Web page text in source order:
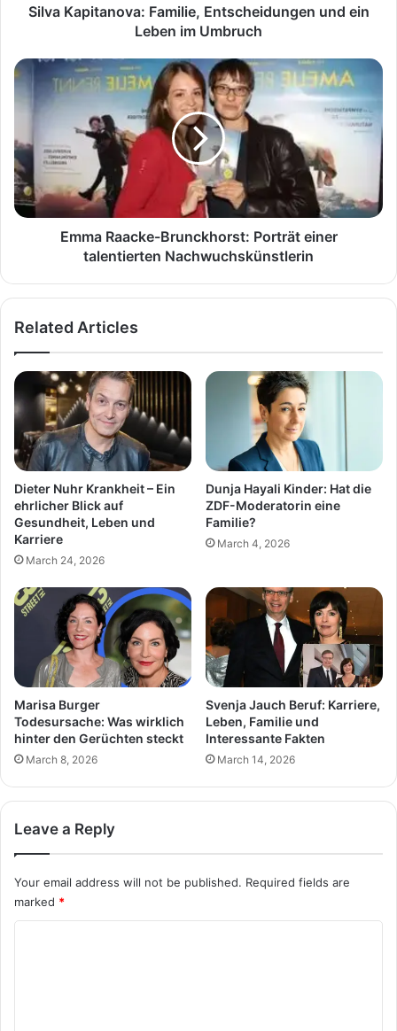
Silva Kapitanova: Familie, Entscheidungen und ein
Leben im Umbruch
Emma
Raacke-
Brunckhorst:
einer
talentierten
Nachwuchskünstlerin
Emma Raacke-Brunckhorst: Porträt einer
talentierten Nachwuchskünstlerin
Related Articles
Dieter Nuhr Krankheit – Ein
ehrlicher Blick auf
Gesundheit, Leben und
Karriere
March 24, 2026
Dunja Hayali Kinder: Hat die
ZDF-Moderatorin eine
Familie?
March 4, 2026
Marisa Burger
Todesursache: Was wirklich
hinter den Gerüchten steckt
March 8, 2026
Svenja Jauch Beruf: Karriere,
Leben, Familie und
Interessante Fakten
March 14, 2026
Leave a Reply
Your email address will not be published. Required fields are
marked *